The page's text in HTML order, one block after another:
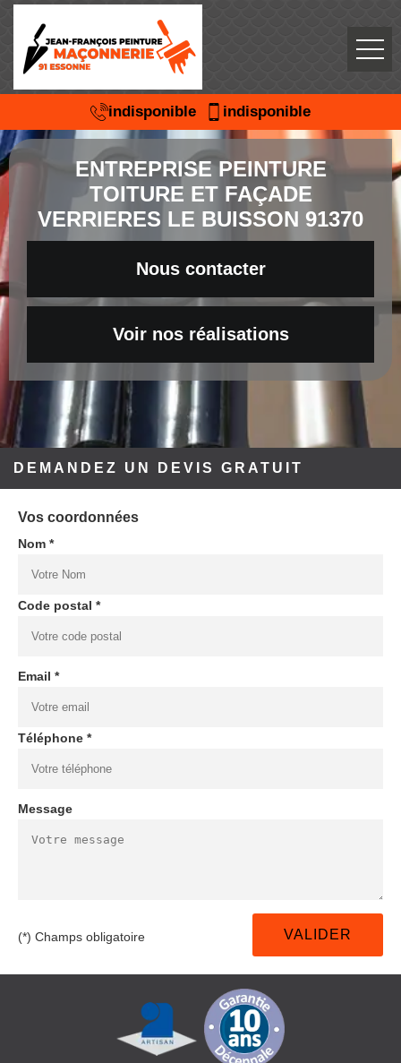
indisponible indisponible
ENTREPRISE PEINTURE
TOITURE ET FAÇADE
VERRIERES LE BUISSON 91370
Nous contacter
Voir nos réalisations
DEMANDEZ UN DEVIS GRATUIT
Vos coordonnées
Nom *
Code postal *
Email *
Téléphone *
Message
(*) Champs obligatoire